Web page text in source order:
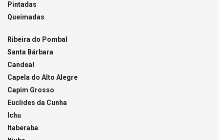
Pintadas
Queimadas
Ribeira do Pombal
Santa Bárbara
Candeal
Capela do Alto Alegre
Capim Grosso
Euclides da Cunha
Ichu
Itaberaba